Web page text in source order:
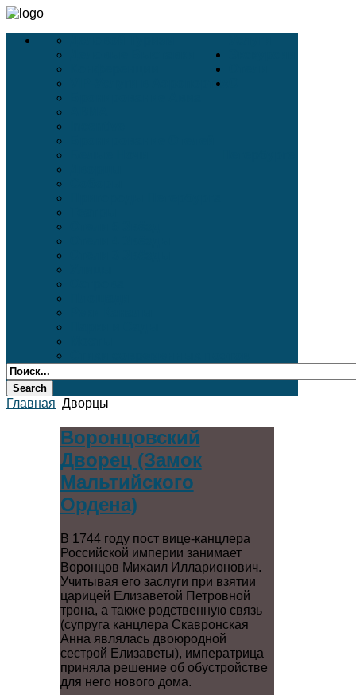
VIP-Услуги в Аэропортах
Главная Дворцы
Воронцовский
Дворец (Замок
Мальтийского
Ордена)
В 1744 году пост вице-канцлера
Российской империи занимает
Воронцов Михаил Илларионович.
Учитывая его заслуги при взятии
царицей Елизаветой Петровной
трона, а также родственную связь
(супруга канцлера Скавронская
Анна являлась двоюродной
сестрой Елизаветы), императрица
приняла решение об обустройстве
для него нового дома.